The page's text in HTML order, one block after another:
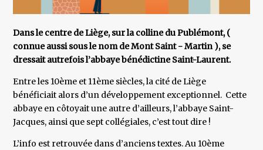
Dans le centre de Liège, sur la colline du Publémont, (
connue aussi sous le nom de Mont Saint - Martin ), se
dressait autrefois l’abbaye bénédictine Saint-Laurent.
Entre les 10ème et 11ème siècles, la cité de Liège
bénéficiait alors d’un développement exceptionnel. Cette
abbaye en côtoyait une autre d’ailleurs, l’abbaye Saint-
Jacques, ainsi que sept collégiales, c’est tout dire !
L’info est retrouvée dans d’anciens textes. Au 10ème